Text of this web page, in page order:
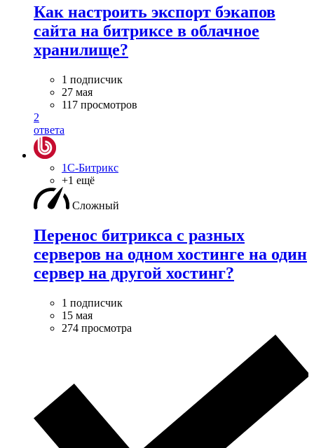
Как настроить экспорт бэкапов
сайта на битриксе в облачное
хранилище?
1 подписчик
27 мая
117 просмотров
2
ответа
1С-Битрикс
+1 ещё
Сложный
Перенос битрикса с разных
серверов на одном хостинге на один
сервер на другой хостинг?
1 подписчик
15 мая
274 просмотра